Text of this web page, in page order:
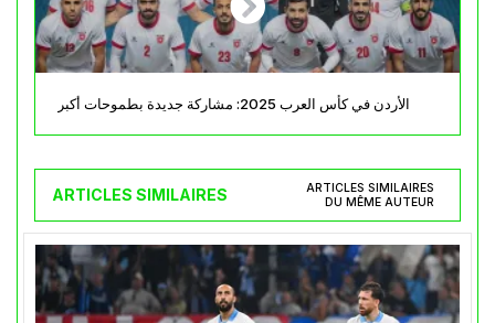
الأردن في كأس العرب 2025: مشاركة جديدة بطموحات أكبر
ARTICLES SIMILAIRES
ARTICLES SIMILAIRES
DU MÊME AUTEUR